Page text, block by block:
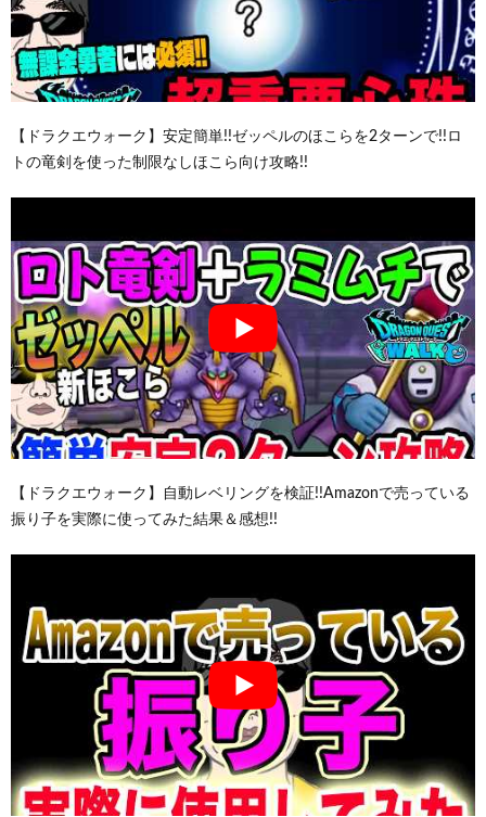
【ドラクエウォーク】安定簡単!!ゼッペルのほこらを2ターンで!!ロ
トの竜剣を使った制限なしほこら向け攻略!!
【ドラクエウォーク】自動レベリングを検証!!Amazonで売っている
振り子を実際に使ってみた結果＆感想!!